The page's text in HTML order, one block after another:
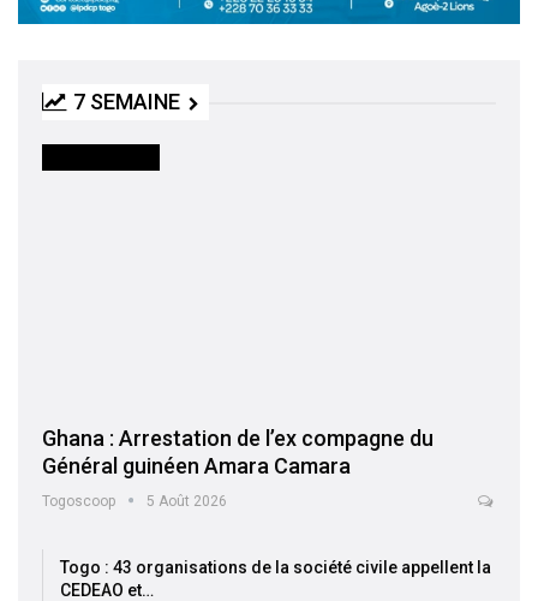
7 SEMAINE
Ghana : Arrestation de l’ex compagne du
Général guinéen Amara Camara
Togoscoop 5 Août 2026
Togo : 43 organisations de la société civile appellent la
CEDEAO et…